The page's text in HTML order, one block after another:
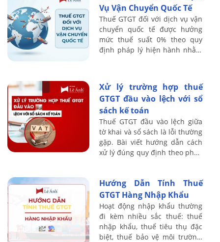
Vụ Vận Chuyển Quốc Tế
Thuế GTGT đối với dịch vụ vận
chuyển quốc tế được hưởng
mức thuế suất 0% theo quy
định pháp lý hiện hành nhằm
Xử lý trường hợp thuế
GTGT đầu vào lệch với sổ
sách kế toán
Thuế GTGT đầu vào lệch giữa
tờ khai và sổ sách là lỗi thường
gặp. Bài viết hướng dẫn cách
xử lý đúng quy định theo pháp
Hướng Dẫn Tính Thuế
GTGT Hàng Nhập Khẩu
Hoạt động nhập khẩu thường
đi kèm nhiều sắc thuế: thuế
nhập khẩu, thuế tiêu thụ đặc
biệt, thuế bảo vệ môi trường,